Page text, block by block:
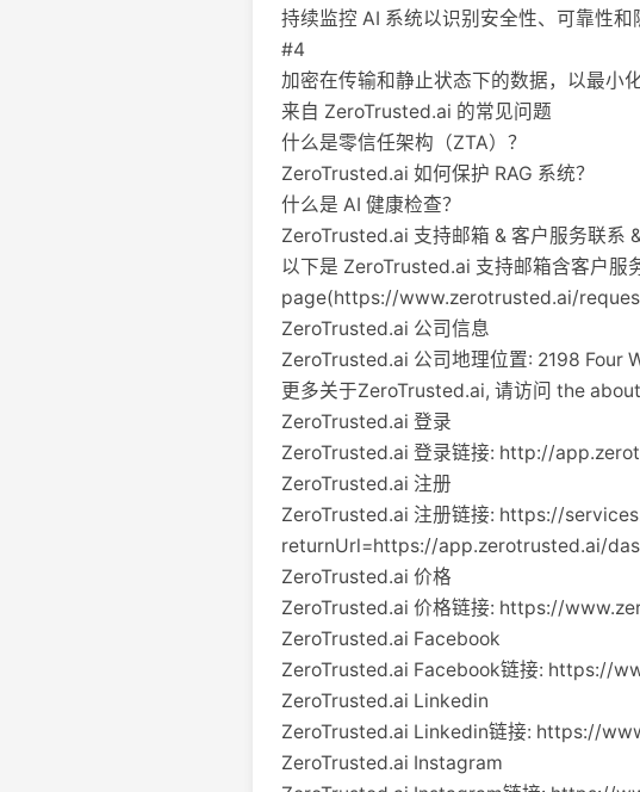
持续监控 AI 系统以识别安全性、可靠性和
#4
加密在传输和静止状态下的数据，以最小
来自 ZeroTrusted.ai 的常见问题
什么是零信任架构（ZTA）？
ZeroTrusted.ai 如何保护 RAG 系统？
什么是 AI 健康检查？
ZeroTrusted.ai 支持邮箱 & 客户服务联系
以下是 ZeroTrusted.ai 支持邮箱含客户服
page(https://www.zerotrusted.ai/
ZeroTrusted.ai 公司信息
ZeroTrusted.ai 公司地理位置: 2198 Four
更多关于ZeroTrusted.ai, 请访问 the
ZeroTrusted.ai 登录
ZeroTrusted.ai 登录链接: http://
ZeroTrusted.ai 注册
ZeroTrusted.ai 注册链接: https://
returnUrl=https://app.zerotrusted.ai/
ZeroTrusted.ai 价格
ZeroTrusted.ai 价格链接: https://
ZeroTrusted.ai Facebook
ZeroTrusted.ai Facebook链接: https://
ZeroTrusted.ai Linkedin
ZeroTrusted.ai Linkedin链接: https://
ZeroTrusted.ai Instagram